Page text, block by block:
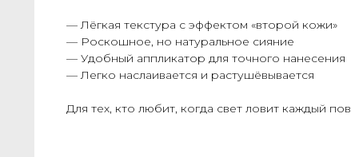
— Лёгкая текстура с эффектом «второй кожи»
— Роскошное, но натуральное сияние
— Удобный аппликатор для точного нанесения
— Легко наслаивается и растушёвывается
Для тех, кто любит, когда свет ловит каждый